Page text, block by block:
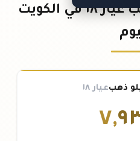
سعر ربع كيلو الذهب عيار ١٨ في الكويت
ذهبعيار ١٨
٧,